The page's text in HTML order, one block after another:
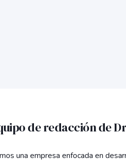
de redacción de
una empresa enfocada en